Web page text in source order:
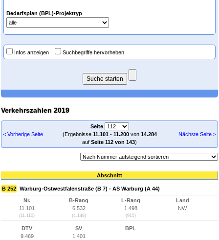
Bedarfsplan (BPL)-Projekttyp
Infos anzeigen Suchbegriffe hervorheben
Verkehrszahlen 2019
< Vorherige Seite
Seite
(Ergebnisse 11.101- 11.200von 14.284
auf Seite 112 von 143)
Nächste Seite >
Abschnitt
B 252 Warburg-Ostwestfalenstraße (B 7) - AS Warburg (A 44)
Nr.
11.101
(11.110)
B-Rang
6.532
(4.148)
L-Rang
1.498
(915)
Land
NW
DTV
9.469
SV
1.401
BPL